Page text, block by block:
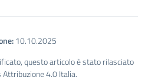
10.10.2025
questo articolo è stato rilasciato
4.0 Italia.